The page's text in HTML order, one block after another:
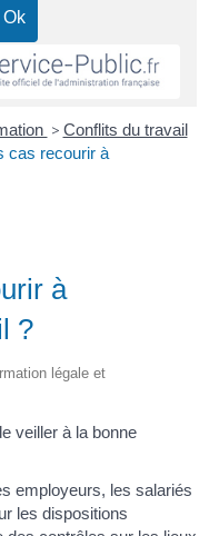
> Conflits du travail
cas recourir à
à
?
légale et
veiller à la bonne
employeurs, les salariés
les dispositions